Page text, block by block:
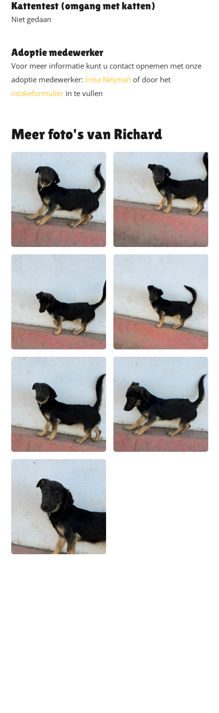
Kattentest (omgang met katten)
Niet gedaan
Adoptie medewerker
Voor meer informatie kunt u contact opnemen met onze
adoptie medewerker: Irma Neijman of door het
intakeformulierin te vullen
Richard